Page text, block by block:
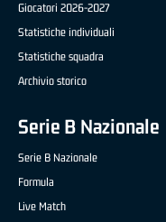
Giocatori 2026-2027
Statistiche individuali
Statistiche squadra
Archivio storico
Serie B Nazionale
Serie B Nazionale
Formula
Live Match